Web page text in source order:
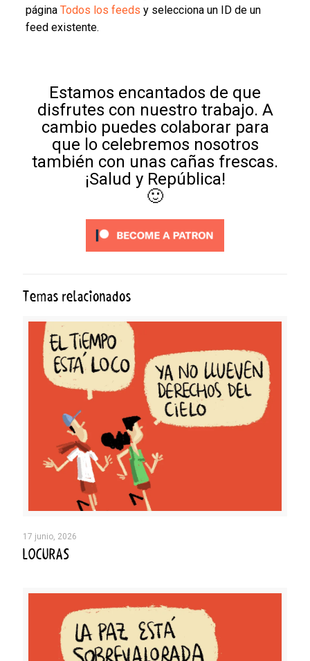
página Todos los feeds y selecciona un ID de un
feed existente.
Estamos encantados de que
disfrutes con nuestro trabajo. A
cambio puedes colaborar para
que lo celebremos nosotros
también con unas cañas frescas.
¡Salud y República!
🙂
Temas relacionados
17 junio, 2026
LOCURAS